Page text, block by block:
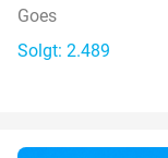
Goes
Solgt: 2.489